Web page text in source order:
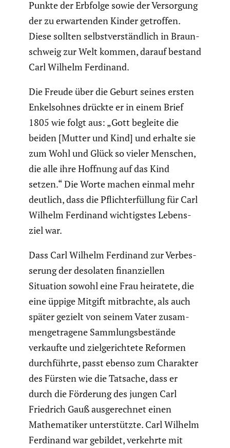
Punkte der Erbfolge sowie der Versor­gung
der zu erwar­tenden Kinder getroffen.
Diese sollten selbst­ver­ständ­lich in Braun­
schweig zur Welt kommen, darauf bestand
Carl Wilhelm Ferdinand.
Die Freude über die Geburt seines ersten
Enkel­sohnes drückte er in einem Brief
1805 wie folgt aus: „Gott begleite die
beiden [Mutter und Kind] und erhalte sie
zum Wohl und Glück so vieler Menschen,
die alle ihre Hoffnung auf das Kind
setzen.“ Die Worte machen einmal mehr
deutlich, dass die Pflicht­er­fül­lung für Carl
Wilhelm Ferdinand wichtigstes Lebens­
ziel war.
Dass Carl Wilhelm Ferdinand zur Verbes­
se­rung der desolaten finan­zi­ellen
Situation sowohl eine Frau heiratete, die
eine üppige Mitgift mitbrachte, als auch
später gezielt von seinem Vater zusam­
men­ge­tra­gene Sammlungs­be­stände
verkaufte und zielge­rich­tete Reformen
durch­führte, passt ebenso zum Charakter
des Fürsten wie die Tatsache, dass er
durch die Förderung des jungen Carl
Friedrich Gauß ausge­rechnet einen
Mathe­ma­tiker unter­stützte. Carl Wilhelm
Ferdinand war gebildet, verkehrte mit